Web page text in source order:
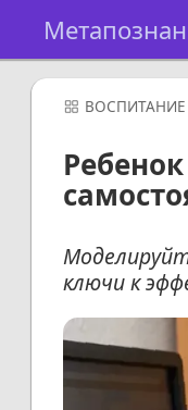
ВОСПИТАНИЕ
ключи к